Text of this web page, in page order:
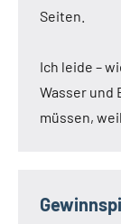
Seiten.
Ich leide –
Wasser und
müssen,